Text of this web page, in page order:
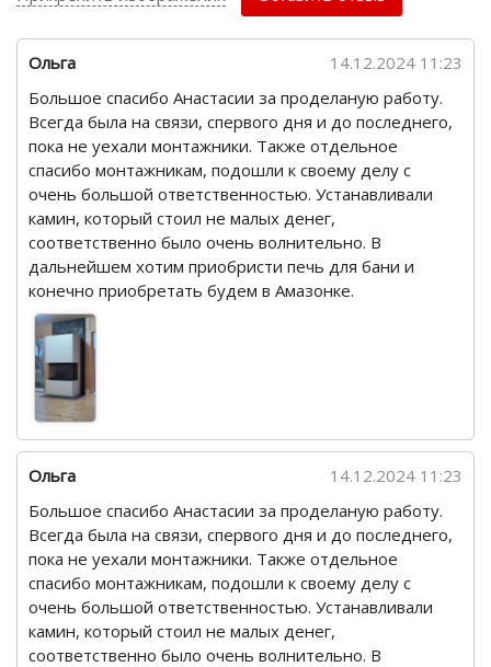
Ольга
14.12.2024 11:23
Большое спасибо Анастасии за проделаную работу.
Всегда была на связи, спервого дня и до последнего,
пока не уехали монтажники. Также отдельное
спасибо монтажникам, подошли к своему делу с
очень большой ответственностью. Устанавливали
камин, который стоил не малых денег,
соответственно было очень волнительно. В
дальнейшем хотим приобристи печь для бани и
конечно приобретать будем в Амазонке.
Ольга
14.12.2024 11:23
Большое спасибо Анастасии за проделаную работу.
Всегда была на связи, спервого дня и до последнего,
пока не уехали монтажники. Также отдельное
спасибо монтажникам, подошли к своему делу с
очень большой ответственностью. Устанавливали
камин, который стоил не малых денег,
соответственно было очень волнительно. В